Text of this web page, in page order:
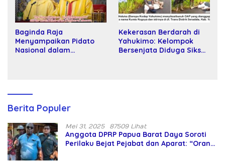
Baginda Raja
Menyampaikan Pidato
Nasional dalam
Kekerasan Berdarah di
Yahukimo: Kelompok
Bersenjata Diduga Siksa
Berita Populer
Mei 31, 2025 87509 Lihat
Anggota DPRP Papua Barat Daya Soroti
Perilaku Bejat Pejabat dan Aparat: “Orang